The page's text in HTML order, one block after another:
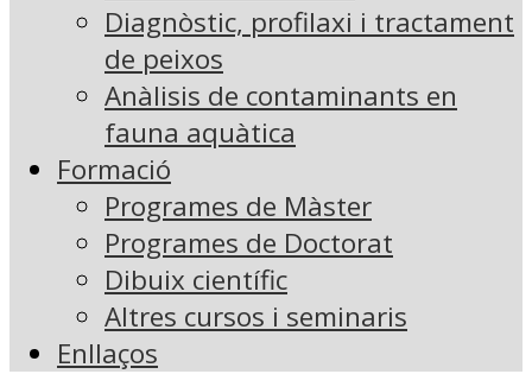
Diagnòstic, profilaxi i tractament
de peixos
Anàlisis de contaminants en
fauna aquàtica
Formació
Programes de Màster
Programes de Doctorat
Dibuix científic
Altres cursos i seminaris
Enllaços